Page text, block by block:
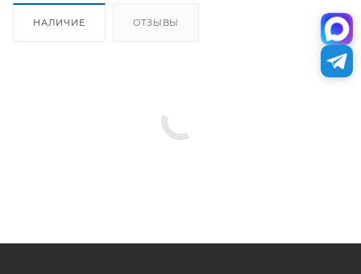
НАЛИЧИЕ ОТЗЫВЫ